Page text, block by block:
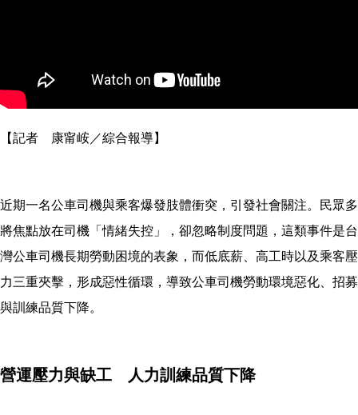
【記者 康甯峖／綜合報導】
近期一名公車司機與乘客爆發肢體衝突，引發社會關注。民眾多
將焦點放在司機「情緒失控」，卻忽略制度問題，這類事件是台
灣公車司機長期勞動困境的表象，而低底薪、高工時以及乘客壓
力三重夾擊，形成惡性循環，導致公車司機勞動環境惡化、招募
與訓練品質下降。
營運壓力與缺工 人力訓練品質下降